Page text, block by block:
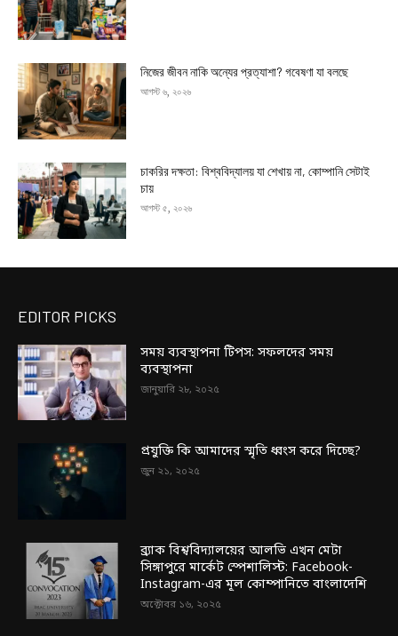
নিজের জীবন নাকি অন্যের প্রত্যাশা? গবেষণা যা বলছে
আগস্ট ৬, ২০২৬
চাকরির দক্ষতা: বিশ্ববিদ্যালয় যা শেখায় না, কোম্পানি সেটাই
চায়
আগস্ট ৫, ২০২৬
EDITOR PICKS
সময় ব্যবস্থাপনা টিপস: সফলদের সময়
ব্যবস্থাপনা
জানুয়ারি ২৮, ২০২৫
প্রযুক্তি কি আমাদের স্মৃতি ধ্বংস করে দিচ্ছে?
জুন ২১, ২০২৫
ব্র্যাক বিশ্ববিদ্যালয়ের আলভি এখন মেটা
সিঙ্গাপুরে মার্কেট স্পেশালিস্ট: Facebook-
Instagram-এর মূল কোম্পানিতে বাংলাদেশি
অক্টোবর ১৬, ২০২৫